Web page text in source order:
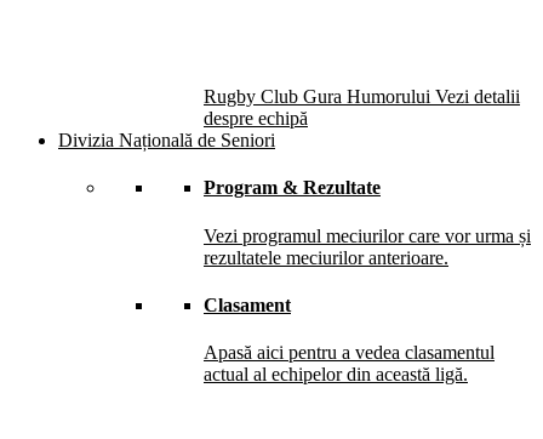
Rugby Club Gura Humorului Vezi detalii
despre echipă
Divizia Națională de Seniori
Program & Rezultate
Vezi programul meciurilor care vor urma și
rezultatele meciurilor anterioare.
Clasament
Apasă aici pentru a vedea clasamentul
actual al echipelor din această ligă.